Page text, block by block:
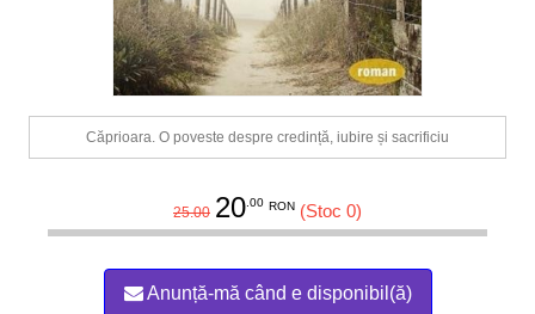
Căprioara. O poveste despre credință, iubire și sacrificiu
25.00 20.00 RON (Stoc 0)
Anunță-mă când e disponibil(ă)